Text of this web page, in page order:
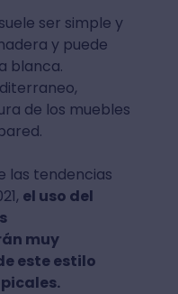
ser simple y
y puede
blanca.
de los muebles
las tendencias
el uso del
muy
este estilo